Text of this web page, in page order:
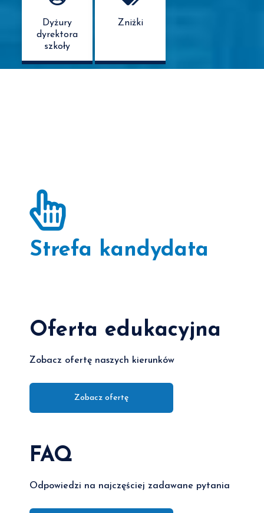
Dyżury
dyrektora
szkoły
Zniżki
Strefa kandydata
Oferta edukacyjna
Zobacz ofertę naszych kierunków
Zobacz ofertę
FAQ
Odpowiedzi na najczęściej zadawane pytania